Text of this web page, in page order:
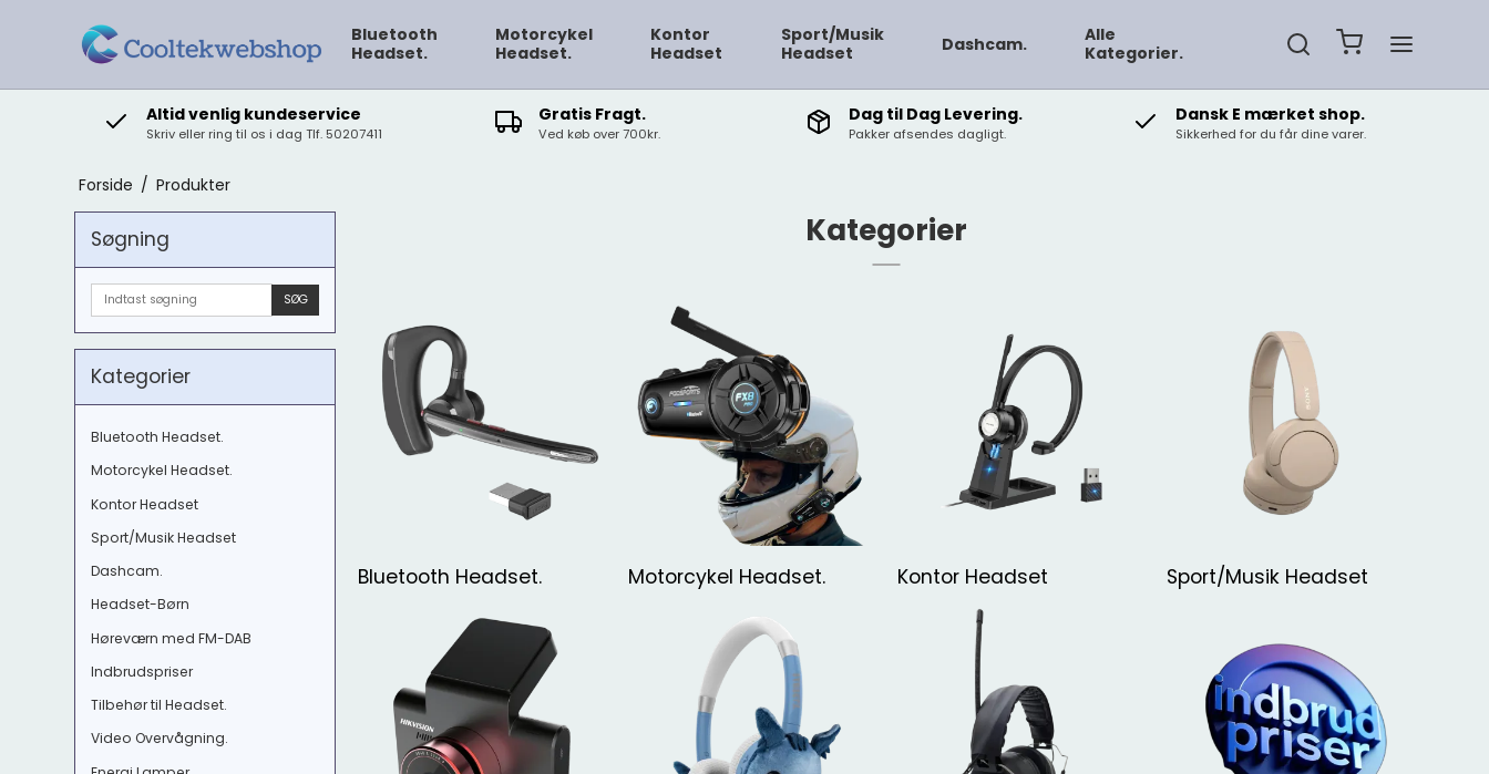
Bluetooth
Headset.
Motorcykel
Headset.
Kontor
Headset
Sport/Musik
Headset
Dashcam.
Alle
Kategorier.
Altid venlig kundeservice
Skriv eller ring til os i dag Tlf. 50207411
Gratis Fragt.
Ved køb over 700kr.
Dag til Dag Levering.
Pakker afsendes dagligt.
Dansk E mærket shop.
Sikkerhed for du får dine varer.
Forside / Produkter
Søgning
SØG
Kategorier
Bluetooth Headset.
Motorcykel Headset.
Kontor Headset
Sport/Musik Headset
Dashcam.
Headset-Børn
Høreværn med FM-DAB
Indbrudspriser
Tilbehør til Headset.
Video Overvågning.
Kategorier
Bluetooth Headset. Motorcykel Headset. Kontor Headset Sport/Musik Headset